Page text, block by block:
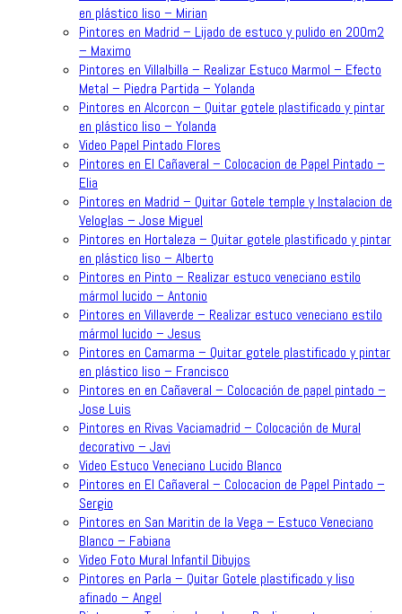
en plástico liso – Mirian
Pintores en Madrid – Lijado de estuco y pulido en 200m2
– Maximo
Pintores en Villalbilla – Realizar Estuco Marmol – Efecto
Metal – Piedra Partida – Yolanda
Pintores en Alcorcon – Quitar gotele plastificado y pintar
en plástico liso – Yolanda
Video Papel Pintado Flores
Pintores en El Cañaveral – Colocacion de Papel Pintado –
Elia
Pintores en Madrid – Quitar Gotele temple y Instalacion de
Veloglas – Jose Miguel
Pintores en Hortaleza – Quitar gotele plastificado y pintar
en plástico liso – Alberto
Pintores en Pinto – Realizar estuco veneciano estilo
mármol lucido – Antonio
Pintores en Villaverde – Realizar estuco veneciano estilo
mármol lucido – Jesus
Pintores en Camarma – Quitar gotele plastificado y pintar
en plástico liso – Francisco
Pintores en en Cañaveral – Colocación de papel pintado –
Jose Luis
Pintores en Rivas Vaciamadrid – Colocación de Mural
decorativo – Javi
Video Estuco Veneciano Lucido Blanco
Pintores en El Cañaveral – Colocacion de Papel Pintado –
Sergio
Pintores en San Maritin de la Vega – Estuco Veneciano
Blanco – Fabiana
Video Foto Mural Infantil Dibujos
Pintores en Parla – Quitar Gotele plastificado y liso
afinado – Angel